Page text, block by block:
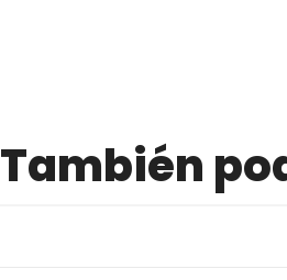
También